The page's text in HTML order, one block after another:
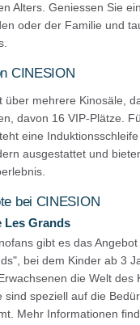
Alters. Geniessen Sie
oder der Familie und
CINESION
über mehrere Kinosäle,
davon 16 VIP-Plätze.
eine Induktionsschleife
ausgestattet und
bei CINESION
Les Grands
gibt es das Angebot
bei dem Kinder ab 3
die Welt des
sind speziell auf die
Mehr Informationen